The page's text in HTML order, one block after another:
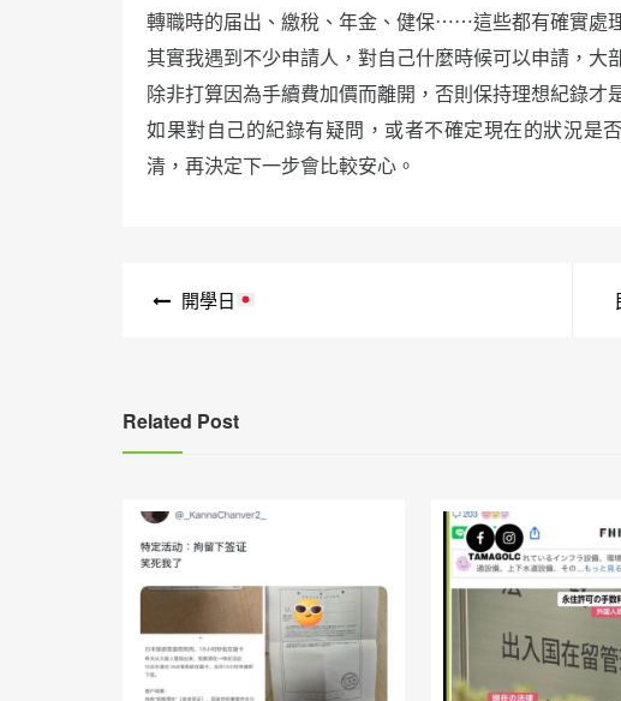
轉職時的届出、繳稅、年金、健保⋯⋯這些都有確實處
其實我遇到不少申請人，對自己什麼時候可以申請，大
除非打算因為手續費加價而離開，否則保持理想紀錄才
如果對自己的紀錄有疑問，或者不確定現在的狀況是
清，再決定下一步會比較安心。
開學日
Related Post